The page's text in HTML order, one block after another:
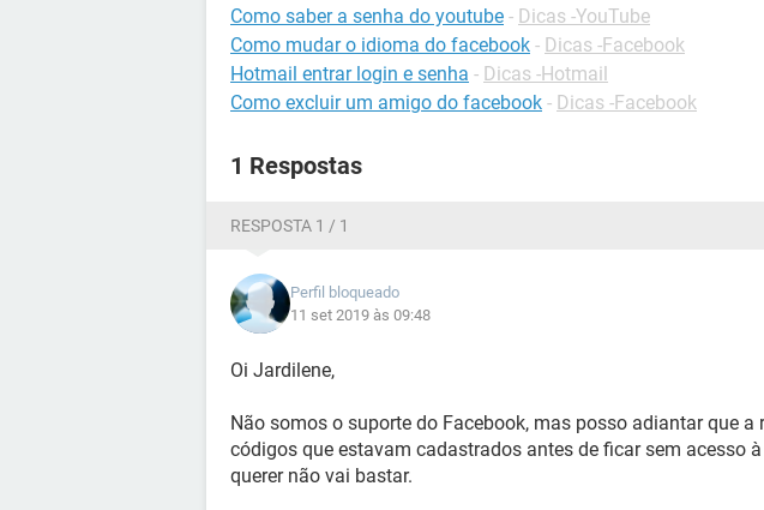
Como saber a senha do youtube - Dicas -YouTube
Como mudar o idioma do facebook - Dicas -Facebook
Hotmail entrar login e senha - Dicas -Hotmail
Como excluir um amigo do facebook - Dicas -Facebook
1 Respostas
RESPOSTA 1 / 1
Perfil bloqueado
11 set 2019 às 09:48
Oi Jardilene,
Não somos o suporte do Facebook, mas posso adiantar que a
códigos que estavam cadastrados antes de ficar sem acesso
querer não vai bastar.